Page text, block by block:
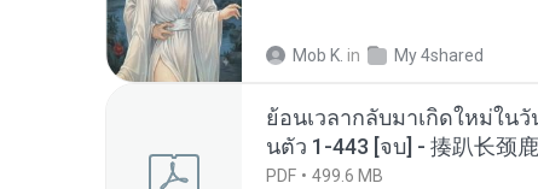
Mob K. in My 4shared
ย้อนเวลากลับมาเกิดใหม่ใน
นตัว 1-443 [จบ] - 揍趴长颈
PDF 499.6 MB